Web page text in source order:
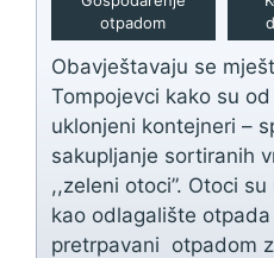
otpadom
Obavještavaju se
Tompojevci kako su
uklonjeni kontejneri –
sakupljanje sortiranih
,,zeleni otoci”. Otoci
kao odlagalište
pretrpavani otpadom